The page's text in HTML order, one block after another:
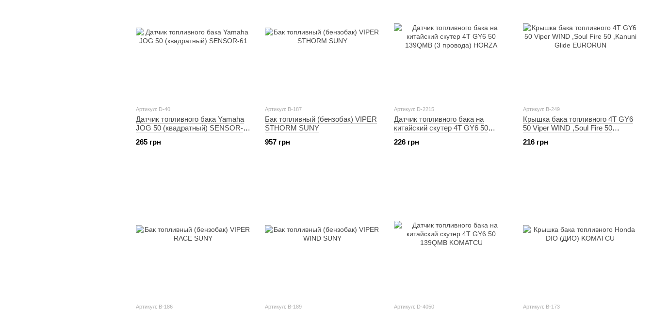
Артикул: D-40
Датчик топливного бака Yamaha
JOG 50 (квадратный) SENSOR-
265 грн
Артикул: B-187
Бак топливный (бензобак) VIPER
STHORM SUNY
957 грн
Артикул: D-2215
Датчик топливного бака на
китайский скутер 4T GY6 50
226 грн
Артикул: B-249
Крышка бака топливного 4T GY6
50 Viper WIND ,Soul Fire 50
216 грн
Артикул: B-186 Артикул: B-189 Артикул: D-4050 Артикул: B-173